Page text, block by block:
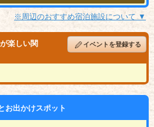
※周辺のおすすめ宿泊施設について ▼
楽しい関
イベントを登録する
お出かけスポット